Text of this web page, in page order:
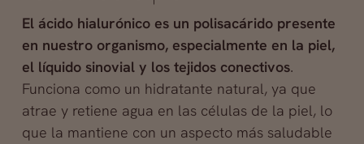
El ácido hialurónico es un polisacárido presente
en nuestro organismo, especialmente en la piel,
el líquido sinovial y los tejidos conectivos.
Funciona como un hidratante natural, ya que
atrae y retiene agua en las células de la piel, lo
que la mantiene con un aspecto más saludable